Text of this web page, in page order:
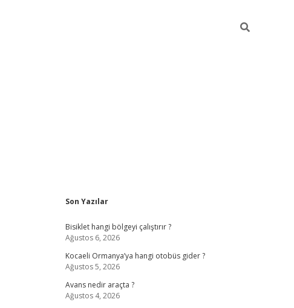
Sidebar
Son Yazılar
Bisiklet hangi bölgeyi çalıştırır ?
Ağustos 6, 2026
Kocaeli Ormanya’ya hangi otobüs gider ?
Ağustos 5, 2026
Avans nedir araçta ?
Ağustos 4, 2026